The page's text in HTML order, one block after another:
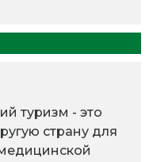
туризм - это
страну для